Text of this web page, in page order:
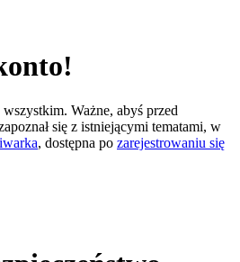
Ważne, abyś przed
się z istniejącymi tematami, w
, dostępna po zarejestrowaniu się